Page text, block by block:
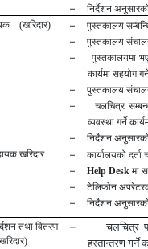
–निर्देशन
(खरिदार) –पुस्तकालय
–पुस्तकालय
– पुस्तकालयमा
कार्यमा सहयोग
–पुस्तकालय
–चलचित्र
व्यवस्था गर्ने
–निर्देशन
खरिदार –कार्यालयको दर्ता
–Help Desk मा
–टेलिफोन
–निर्देशन
तथा वितरण
–चलचित्र
हस्तान्तरण गर्ने